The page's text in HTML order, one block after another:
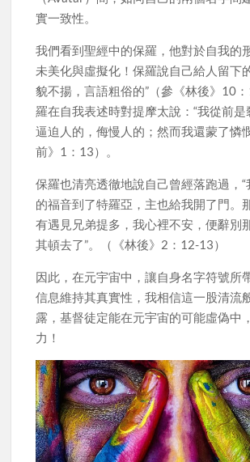
實一致性。
我們看到聖經中的保羅，他對於自我的
未美化與虛擬化！保羅說自己給人留下
貌不揚，言語粗俗的”（參《林後》10
羅在自我表述時對提摩太說：“我從前是
逼迫人的，侮慢人的；然而我還蒙了憐
前》1：13）。
保羅也清亮透徹地說自己曾經落跑過，
的福音到了特羅亞，主也給我開了門。
有遇見兄弟提多，我心裡不安，便辭別
其頓去了”。（《林後》2：12-13）
因此，在元宇宙中，讓自身名字符號所
信息維持其真實性，我相信這一股清流
露，基督徒定能在元宇宙的可能虛偽中
力！